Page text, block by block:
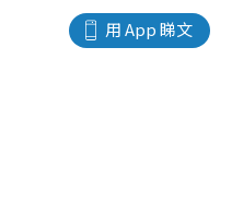
用 App 睇文